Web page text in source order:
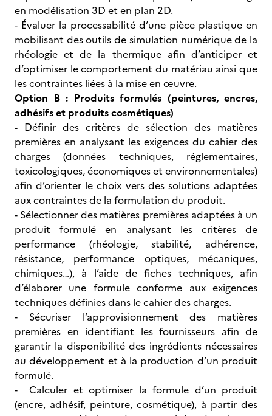
en modélisation 3D et en plan 2D.
- Évaluer la processabilité d’une pièce plastique en
mobilisant des outils de simulation numérique de la
rhéologie et de la thermique afin d’anticiper et
d’optimiser le comportement du matériau ainsi que
les contraintes liées à la mise en œuvre.
Option B : Produits formulés (peintures, encres,
adhésifs et produits cosmétiques)
- Définir des critères de sélection des matières
premières en analysant les exigences du cahier des
charges (données techniques, réglementaires,
toxicologiques, économiques et environnementales)
afin d’orienter le choix vers des solutions adaptées
aux contraintes de la formulation du produit.
- Sélectionner des matières premières adaptées à un
produit formulé en analysant les critères de
performance (rhéologie, stabilité, adhérence,
résistance, performance optiques, mécaniques,
chimiques…), à l’aide de fiches techniques, afin
d’élaborer une formule conforme aux exigences
techniques définies dans le cahier des charges.
- Sécuriser l’approvisionnement des matières
premières en identifiant les fournisseurs afin de
garantir la disponibilité des ingrédients nécessaires
au développement et à la production d’un produit
formulé.
- Calculer et optimiser la formule d’un produit
(encre, adhésif, peinture, cosmétique), à partir des